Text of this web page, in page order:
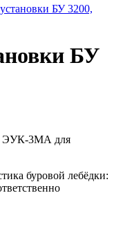
БУ 3200,
БУ
ЭУК-3МА для
буровой лебёдки: